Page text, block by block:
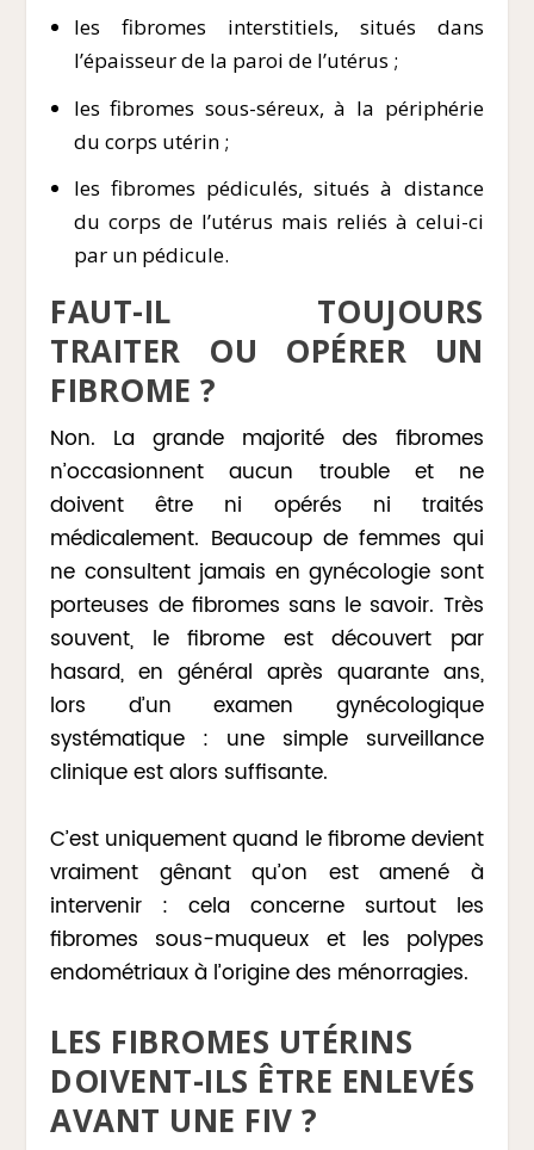
les fibromes interstitiels, situés dans
l’épaisseur de la paroi de l’utérus ;
les fibromes sous-séreux, à la périphérie
du corps utérin ;
les fibromes pédiculés, situés à distance
du corps de l’utérus mais reliés à celui-ci
par un pédicule.
FAUT-IL TOUJOURS
TRAITER OU OPÉRER UN
FIBROME ?
Non. La grande majorité des fibromes
n’occasionnent aucun trouble et ne
doivent être ni opérés ni traités
médicalement. Beaucoup de femmes qui
ne consultent jamais en gynécologie sont
porteuses de fibromes sans le savoir. Très
souvent, le fibrome est découvert par
hasard, en général après quarante ans,
lors d’un examen gynécologique
systématique : une simple surveillance
clinique est alors suffisante.
C’est uniquement quand le fibrome devient
vraiment gênant qu’on est amené à
intervenir : cela concerne surtout les
fibromes sous-muqueux et les polypes
endométriaux à l’origine des ménorragies.
LES FIBROMES UTÉRINS
DOIVENT-ILS ÊTRE ENLEVÉS
AVANT UNE FIV ?